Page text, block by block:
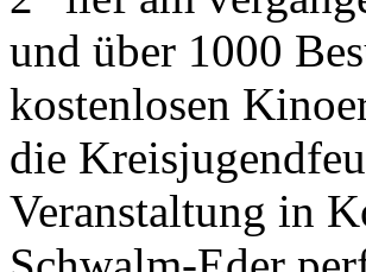
und über 1000
kostenlosen
die
Veranstaltung in